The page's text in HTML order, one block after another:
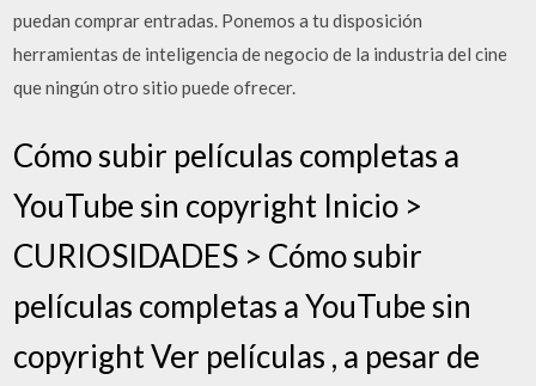
puedan comprar entradas. Ponemos a tu disposición
herramientas de inteligencia de negocio de la industria del cine
que ningún otro sitio puede ofrecer.
Cómo subir películas completas a
YouTube sin copyright Inicio >
CURIOSIDADES > Cómo subir
películas completas a YouTube sin
copyright Ver películas , a pesar de